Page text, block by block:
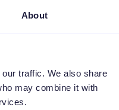
About
traffic. We also share
may combine it with